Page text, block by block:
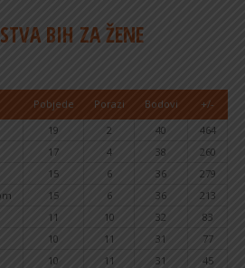
BIH ZA ŽENE
Pobjede Porazi Bodovi
+/-
19 2 40
464
17 4 38
260
15 6 36
279
15 6 36
213
11 10 32
83
10 11 31
77
10 11 31
45